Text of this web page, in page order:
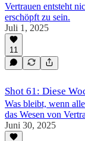
Vertrauen entsteht
erschöpft zu sein.
Juli 1, 2025
11
Shot 61: Diese
Was bleibt, wenn
das Wesen von
Juni 30, 2025